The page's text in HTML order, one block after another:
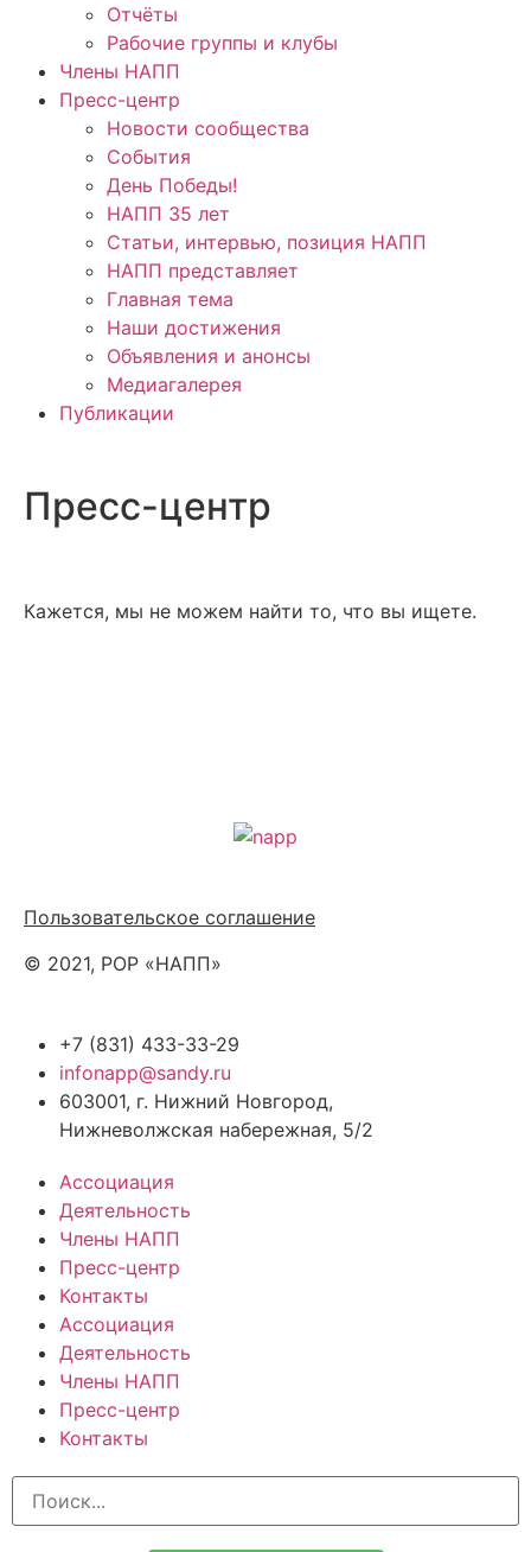
Отчёты
Рабочие группы и клубы
Члены НАПП
Пресс-центр
Новости сообщества
События
День Победы!
НАПП 35 лет
Статьи, интервью, позиция НАПП
НАПП представляет
Главная тема
Наши достижения
Объявления и анонсы
Медиагалерея
Публикации
Пресс-центр
Кажется, мы не можем найти то, что вы ищете.
Пользовательское соглашение
© 2021, РОР «НАПП»
+7 (831) 433-33-29
infonapp@sandy.ru
603001, г. Нижний Новгород,
Нижневолжская набережная, 5/2
Ассоциация
Деятельность
Члены НАПП
Пресс-центр
Контакты
Ассоциация
Деятельность
Члены НАПП
Пресс-центр
Контакты